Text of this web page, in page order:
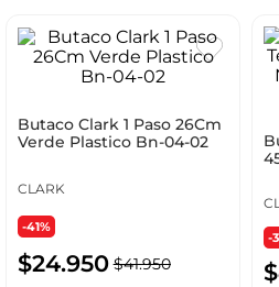
Butaco Clark 1 Paso 26Cm
Verde Plastico Bn-04-02
CLARK
-41%
$24.950 $41.950
-
$